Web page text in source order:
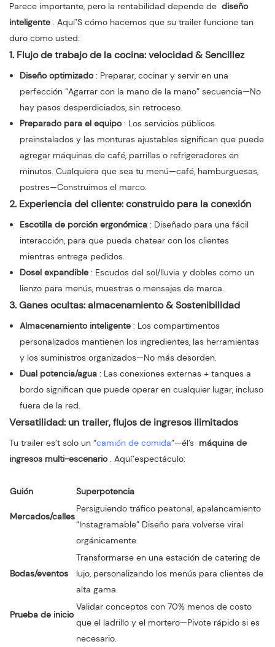
Parece importante, pero la rentabilidad depende de diseño
inteligente . Aquí’S cómo hacemos que su trailer funcione tan
duro como usted:
1. Flujo de trabajo de la cocina: velocidad & Sencillez
Diseño optimizado: Preparar, cocinar y servir en una
perfección “Agarrar con la mano de la mano” secuencia—No
hay pasos desperdiciados, sin retroceso.
Preparado para el equipo: Los servicios públicos
preinstalados y las monturas ajustables significan que puede
agregar máquinas de café, parrillas o refrigeradores en
minutos. Cualquiera que sea tu menú—café, hamburguesas,
postres—Construimos el marco.
2. Experiencia del cliente: construido para la conexión
Escotilla de porción ergonómica : Diseñado para una fácil
interacción, para que pueda chatear con los clientes
mientras entrega pedidos.
Dosel expandible : Escudos del sol/lluvia y dobles como un
lienzo para menús, muestras o mensajes de marca.
3. Ganes ocultas: almacenamiento & Sostenibilidad
Almacenamiento inteligente : Los compartimentos
personalizados mantienen los ingredientes, las herramientas
y los suministros organizados—No más desorden.
Dual potencia/agua : Las conexiones externas + tanques a
bordo significan que puede operar en cualquier lugar, incluso
fuera de la red.
Versatilidad: un trailer, flujos de ingresos ilimitados
Tu trailer es’t solo un “camión de comida”—él’s máquina de
ingresos multi-escenario. Aquí’espectáculo:
Guión Superpotencia
Mercados/calles
Persiguiendo tráfico peatonal, apalancamiento
“Instagramable” Diseño para volverse viral
orgánicamente.
Bodas/eventos
Transformarse en una estación de catering de
lujo, personalizando los menús para clientes de
alta gama.
Prueba de inicio
Validar conceptos con 70% menos de costo
que el ladrillo y el mortero—Pivote rápido si es
necesario.